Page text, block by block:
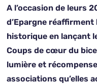
A l’occasion de leurs
d’Epargne
historique en lançant
Coups de cœur du
lumière et
associations qu’elles